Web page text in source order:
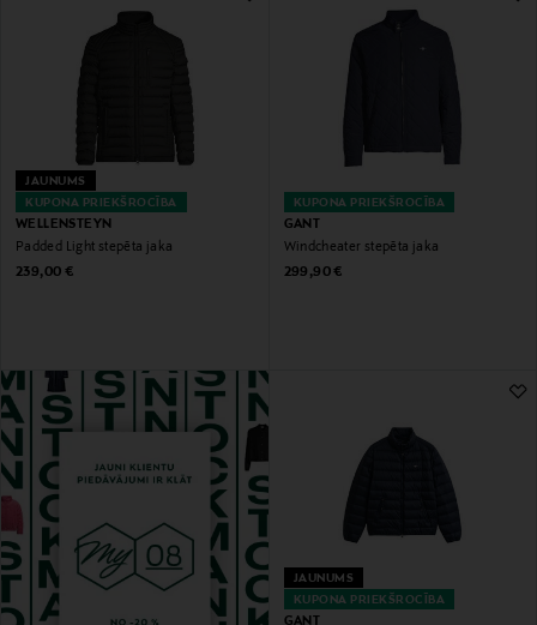
KUPONA PRIEKŠROCĪBA
JAUNUMS
WELLENSTEYN
Padded Light stepēta jaka
Original Price
239,00 €
KUPONA PRIEKŠROCĪBA
GANT
Windcheater stepēta jaka
Original Price
299,90 €
KUPONA PRIEKŠROCĪBA
JAUNUMS
GANT